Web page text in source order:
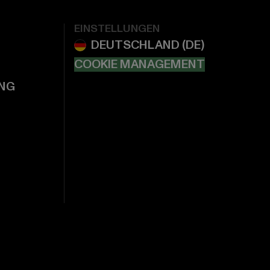
EINSTELLUNGEN
COOKIE MANAGEMENT